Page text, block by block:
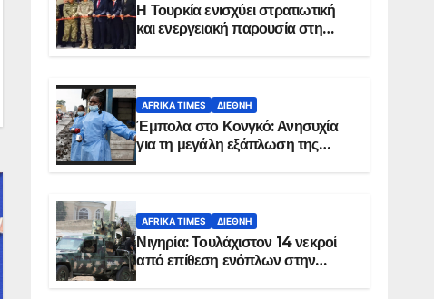
Η Τουρκία ενισχύει στρατιωτική
και ενεργειακή παρουσία στη
AFRIKA TIMES ΔΙΕΘΝΉ
Έμπολα στο Κονγκό: Ανησυχία
για τη μεγάλη εξάπλωση της
AFRIKA TIMES ΔΙΕΘΝΉ
Νιγηρία: Τουλάχιστον 14 νεκροί
από επίθεση ενόπλων στην